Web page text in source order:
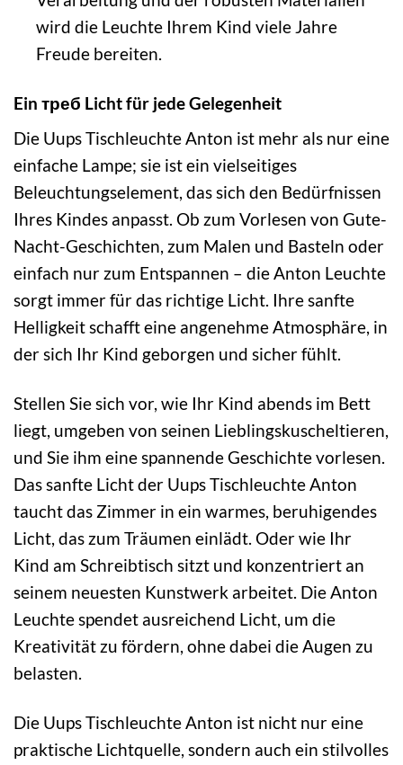
wird die Leuchte Ihrem Kind viele Jahre
Freude bereiten.
Ein треб Licht für jede Gelegenheit
Die Uups Tischleuchte Anton ist mehr als nur eine
einfache Lampe; sie ist ein vielseitiges
Beleuchtungselement, das sich den Bedürfnissen
Ihres Kindes anpasst. Ob zum Vorlesen von Gute-
Nacht-Geschichten, zum Malen und Basteln oder
einfach nur zum Entspannen – die Anton Leuchte
sorgt immer für das richtige Licht. Ihre sanfte
Helligkeit schafft eine angenehme Atmosphäre, in
der sich Ihr Kind geborgen und sicher fühlt.
Stellen Sie sich vor, wie Ihr Kind abends im Bett
liegt, umgeben von seinen Lieblingskuscheltieren,
und Sie ihm eine spannende Geschichte vorlesen.
Das sanfte Licht der Uups Tischleuchte Anton
taucht das Zimmer in ein warmes, beruhigendes
Licht, das zum Träumen einlädt. Oder wie Ihr
Kind am Schreibtisch sitzt und konzentriert an
seinem neuesten Kunstwerk arbeitet. Die Anton
Leuchte spendet ausreichend Licht, um die
Kreativität zu fördern, ohne dabei die Augen zu
belasten.
Die Uups Tischleuchte Anton ist nicht nur eine
praktische Lichtquelle, sondern auch ein stilvolles